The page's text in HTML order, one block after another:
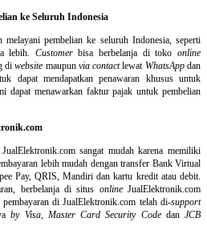
ke Seluruh Indonesia
melayani pembelian ke seluruh Indonesia, seperti
lebih. Customerbisa berbelanja di tokoonline
diwebsite maupun via contactlewat WhatsAppdan
dapat mendapatkan penawaran khusus untuk
dapat menawarkan faktur pajak untuk pembelian
JualElektronik.com sangat mudah karena memiliki
lebih mudah dengan transfer Bank Virtual
Pay, QRIS, Mandiri dan kartu kredit atau debit.
berbelanja di situs onlineJualElektronik.com
di JualElektronik.com telah di-support
by Visa, Master Card Security Codedan JCB